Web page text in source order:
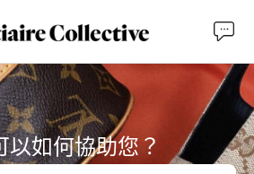
以如何協助您？